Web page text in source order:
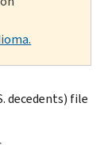
decedents) file